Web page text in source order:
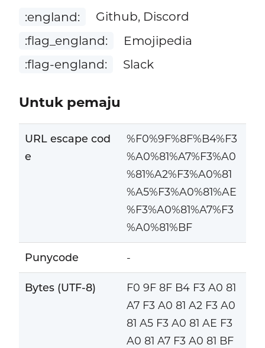
:england:
Github, Discord
:flag_england:
Emojipedia
:flag-england:
Slack
Untuk pemaju
URL escape cod
e
%F0%9F%8F%B4%F3
%A0%81%A7%F3%A0
%81%A2%F3%A0%81
%A5%F3%A0%81%AE
%F3%A0%81%A7%F3
%A0%81%BF
Punycode -
Bytes (UTF-8)
F0 9F 8F B4 F3 A0 81
A7 F3 A0 81 A2 F3 A0
81 A5 F3 A0 81 AE F3
A0 81 A7 F3 A0 81 BF